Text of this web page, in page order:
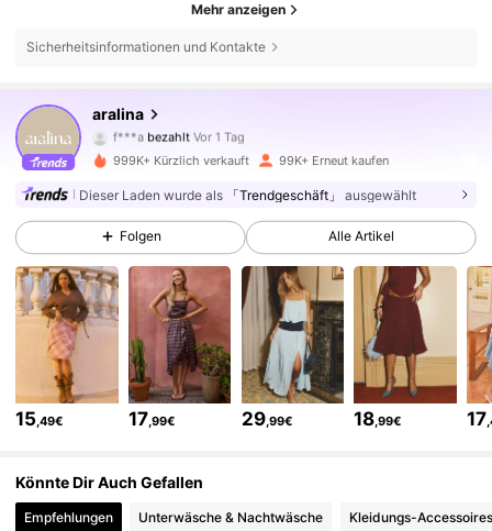
Mehr anzeigen
Sicherheitsinformationen und Kontakte
aralina
4,78
f***abezahlt
v***9 istVor 10 Minuten
4,78 676K Follower
4,78 676K Follower
4,78 676K Follower
4,78 676K Follower
999K+ Kürzlich verkauft 99K+ Erneut kaufen
Dieser Laden wurde als 「Trendgeschäft」 ausgewählt
Folgen Alle Artikel
15,49€ 17,99€ 29,99€ 18,99€ 17
Könnte Dir Auch Gefallen
Empfehlungen Unterwäsche & Nachtwäsche Kleidungs-Accessoires